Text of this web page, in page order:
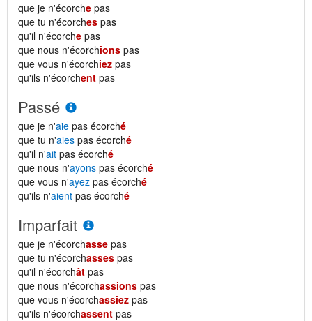
que je n'écorche pas
que tu n'écorches pas
qu'il n'écorche pas
que nous n'écorchions pas
que vous n'écorchiez pas
qu'ils n'écorchent pas
Passé
que je n'aie pas écorché
que tu n'aies pas écorché
qu'il n'ait pas écorché
que nous n'ayons pas écorché
que vous n'ayez pas écorché
qu'ils n'aient pas écorché
Imparfait
que je n'écorchasse pas
que tu n'écorchasses pas
qu'il n'écorchât pas
que nous n'écorchassions pas
que vous n'écorchassiez pas
qu'ils n'écorchassent pas